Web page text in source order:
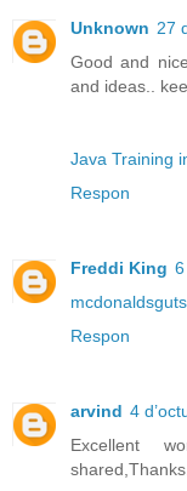
Unknown 27
Good and
and ideas..
Java Training
Respon
Freddi King
Respon
arvind 4
Excellent
shared,Thanks.